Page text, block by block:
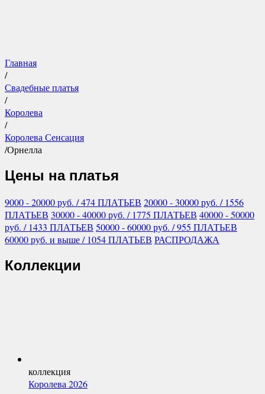
Главная
/
Свадебные платья
/
Королева
/
Королева Сенсация
/Орнелла
Цены на платья
9000 - 20000руб. / 474 ПЛАТЬЕВ 20000 - 30000руб. / 1556
ПЛАТЬЕВ 30000 - 40000руб. / 1775 ПЛАТЬЕВ 40000 - 50000
руб. / 1433 ПЛАТЬЕВ 50000 - 60000руб. / 955 ПЛАТЬЕВ
60000руб. и выше/ 1054 ПЛАТЬЕВ РАСПРОДАЖА
Коллекции
коллекция
Королева 2026